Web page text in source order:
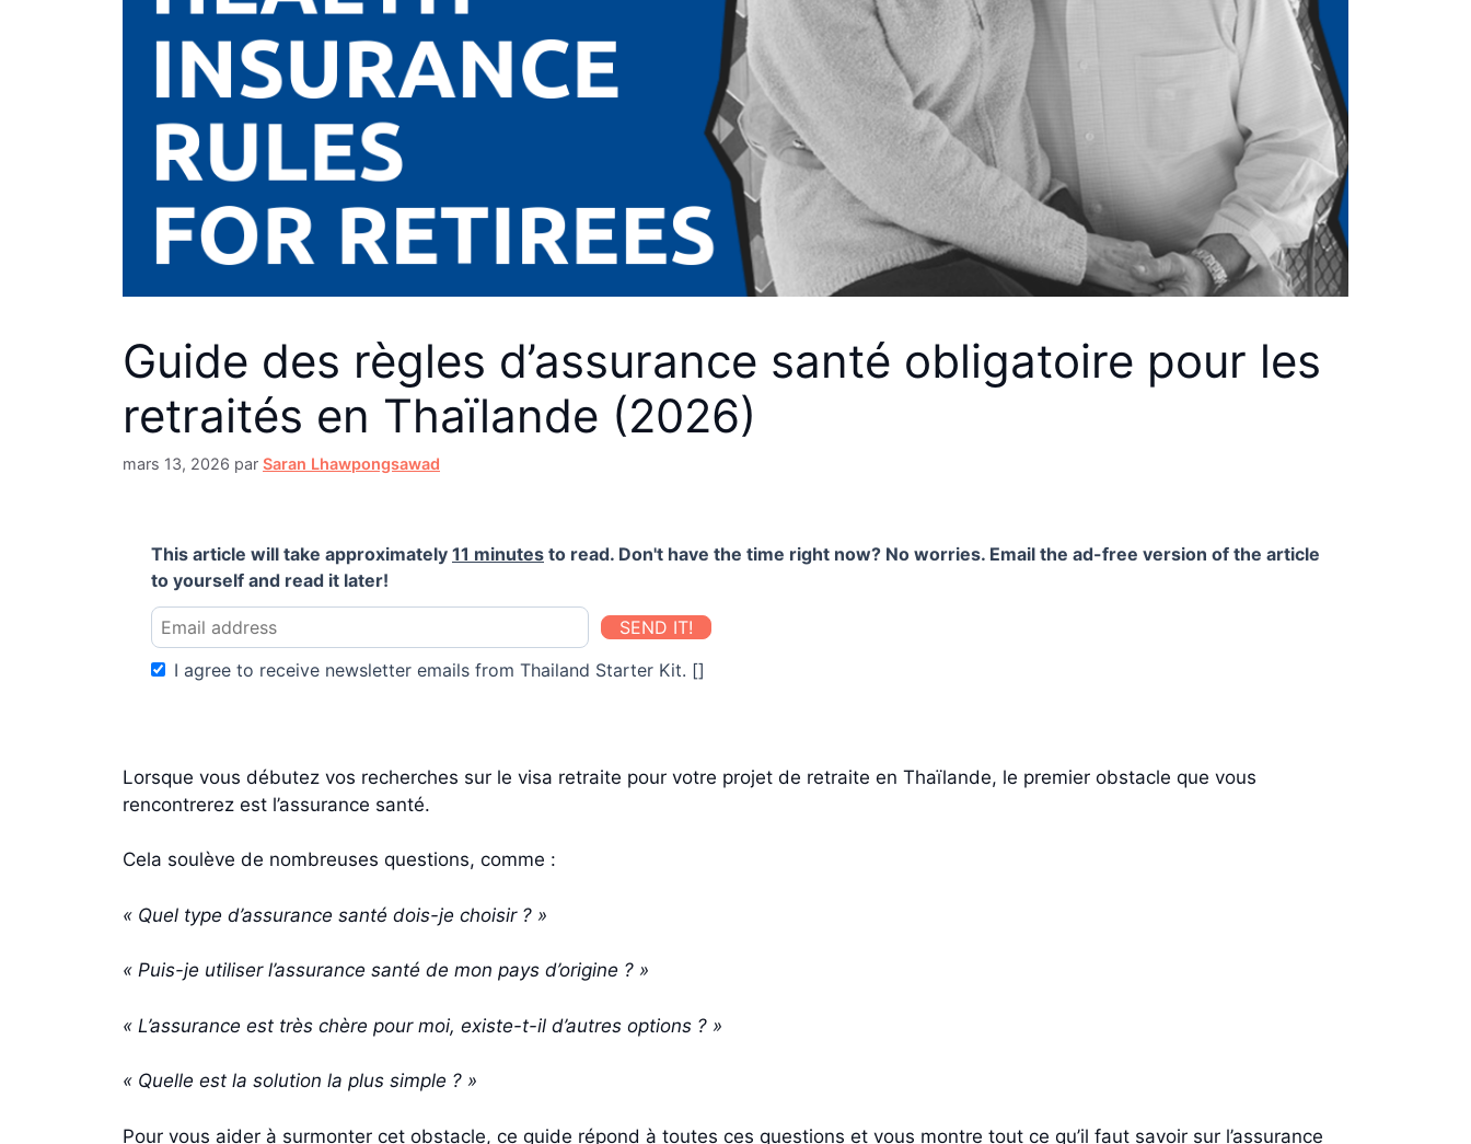
Guide des règles d’assurance santé obligatoire pour les
retraités en Thaïlande (2026)
mars 13, 2026 par Saran Lhawpongsawad
This article will take approximately 11 minutes to read. Don't have the time right now? No worries. Email the ad-free version of the article
to yourself and read it later!
SEND IT!
I agree to receive newsletter emails from Thailand Starter Kit. []
Lorsque vous débutez vos recherches sur le visa retraite pour votre projet de retraite en Thaïlande, le premier obstacle que vous
rencontrerez est l’assurance santé.
Cela soulève de nombreuses questions, comme :
« Quel type d’assurance santé dois-je choisir ? »
« Puis-je utiliser l’assurance santé de mon pays d’origine ? »
« L’assurance est très chère pour moi, existe-t-il d’autres options ? »
« Quelle est la solution la plus simple ? »
Pour vous aider à surmonter cet obstacle, ce guide répond à toutes ces questions et vous montre tout ce qu’il faut savoir sur l’assurance